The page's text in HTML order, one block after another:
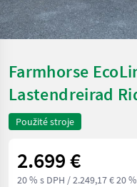
Farmhorse
Lastendreirad
Použité stroje
2.699 €
20 % s DPH / 2.249,17 € 20